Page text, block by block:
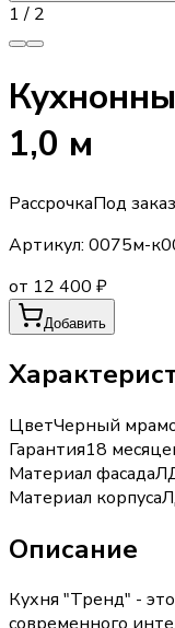
1 / 2
1,0 м
РассрочкаПод заказ
Артикул: 0075м-
от 12 400 ₽
Добавить
ЦветЧерный
Гарантия18
Материал фасада
Материал корпуса
Описание
Кухня "Тренд" -